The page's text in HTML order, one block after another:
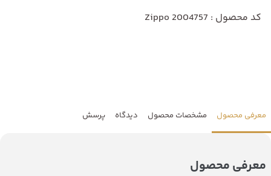
کد محصول : Zippo 2004757
معرفی محصول مشخصات محصول دیدگاه پرسش
معرفی محصول